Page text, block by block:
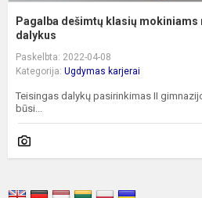
Pagalba dešimtų klasių
dalykus
Paskelbta: 2022-04-08
Kategorija: Ugdymas karjerai
Teisingas dalykų pasirinkimas II
būsi...